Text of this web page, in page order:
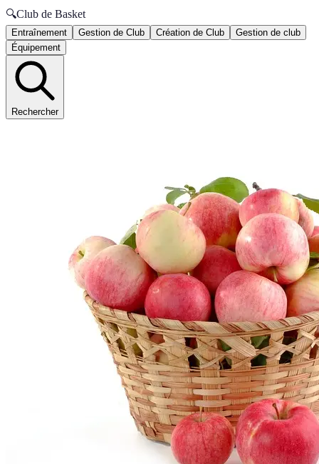
🔍Club de Basket
Entraînement Gestion de Club Création de Club
Gestion de club
Équipement
Rechercher